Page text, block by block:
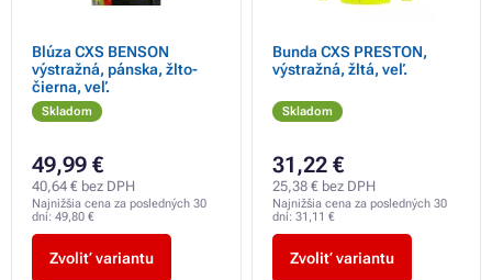
Blúza CXS BENSON
výstražná, pánska, žlto-
čierna, veľ.
Skladom
49,99 €
40,64 € bez DPH
Najnižšia cena za posledných 30
dní: 49,80 €
Zvoliť variantu
Bunda CXS PRESTON,
výstražná, žltá, veľ.
Skladom
31,22 €
25,38 € bez DPH
Najnižšia cena za posledných 30
dní: 31,11 €
Zvoliť variantu